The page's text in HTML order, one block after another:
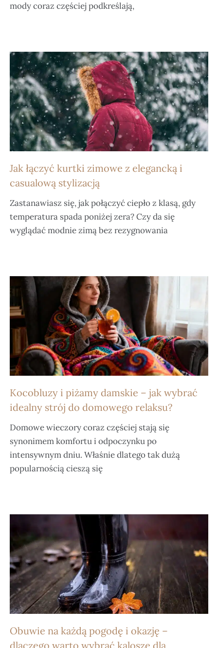
mody coraz częściej podkreślają,
Jak łączyć kurtki zimowe z elegancką i
casualową stylizacją
Zastanawiasz się, jak połączyć ciepło z klasą, gdy
temperatura spada poniżej zera? Czy da się
wyglądać modnie zimą bez rezygnowania
Kocobluzy i piżamy damskie – jak wybrać
idealny strój do domowego relaksu?
Domowe wieczory coraz częściej stają się
synonimem komfortu i odpoczynku po
intensywnym dniu. Właśnie dlatego tak dużą
popularnością cieszą się
Obuwie na każdą pogodę i okazję –
dlaczego warto wybrać kalosze dla